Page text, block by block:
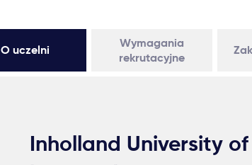
O uczelni
Wymagania
rekrutacyjne
Inholland University